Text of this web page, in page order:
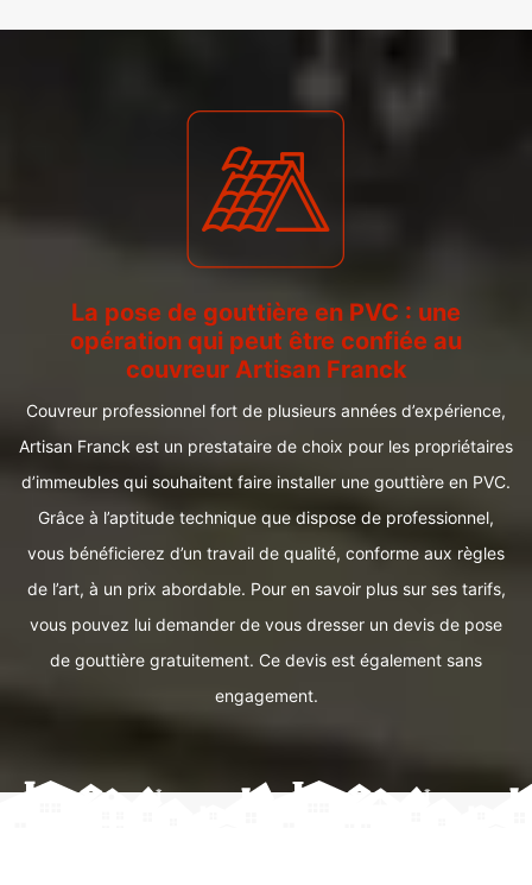
La pose de gouttière en PVC : une
opération qui peut être confiée au
couvreur Artisan Franck
Couvreur professionnel fort de plusieurs années d’expérience,
Artisan Franck est un prestataire de choix pour les propriétaires
d’immeubles qui souhaitent faire installer une gouttière en PVC.
Grâce à l’aptitude technique que dispose de professionnel,
vous bénéficierez d’un travail de qualité, conforme aux règles
de l’art, à un prix abordable. Pour en savoir plus sur ses tarifs,
vous pouvez lui demander de vous dresser un devis de pose
de gouttière gratuitement. Ce devis est également sans
engagement.